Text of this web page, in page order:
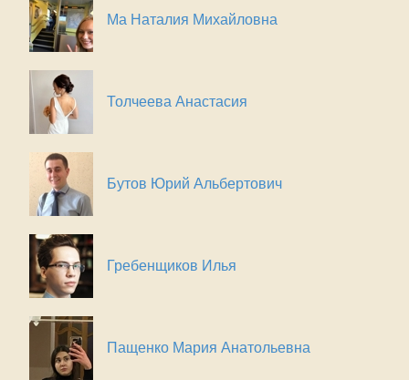
Ма Наталия Михайловна
Толчеева Анастасия
Бутов Юрий Альбертович
Гребенщиков Илья
Пащенко Мария Анатольевна